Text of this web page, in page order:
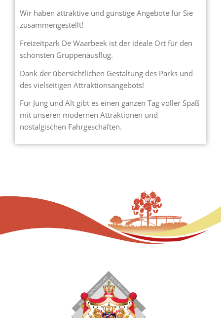
Wir haben attraktive und günstige Angebote für Sie
zusammengestellt!
Freizeitpark De Waarbeek ist der ideale Ort für den
schönsten Gruppenausflug.
Dank der übersichtlichen Gestaltung des Parks und
des vielseitigen Attraktionsangebots!
Für Jung und Alt gibt es einen ganzen Tag voller Spaß
mit unseren modernen Attraktionen und
nostalgischen Fahrgeschäften.